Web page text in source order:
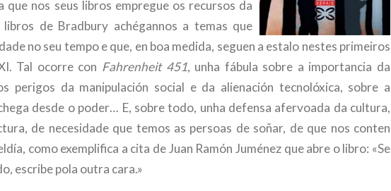
que nos seus libros empregue os recursos da
libros de Bradbury achégannos a temas que
no seu tempo e que, en boa medida, seguen a estalo nestes primeiros
Tal ocorre con Fahrenheit 451, unha fábula sobre a importancia da
perigos da manipulación social e da alienación tecnolóxica, sobre a
desde o poder… E, sobre todo, unha defensa afervoada da cultura,
de necesidade que temos as persoas de soñar, de que nos conten
como exemplifica a cita de Juan Ramón Juménez que abre o libro: «Se
escribe pola outra cara.»